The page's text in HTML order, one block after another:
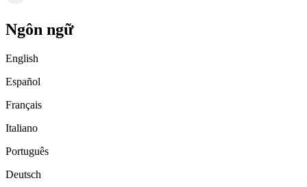
Ngôn ngữ
English
Español
Français
Italiano
Português
Deutsch